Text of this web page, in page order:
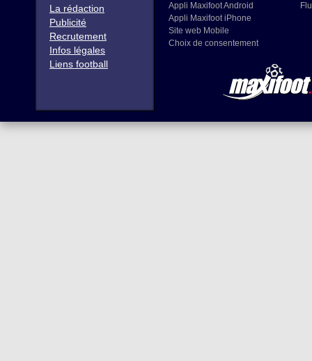
La rédaction
Publicité
Recrutement
Infos légales
Liens football
Appli Maxifoot Android
Appli Maxifoot iPhone
Site web Mobile
Choix de consentement